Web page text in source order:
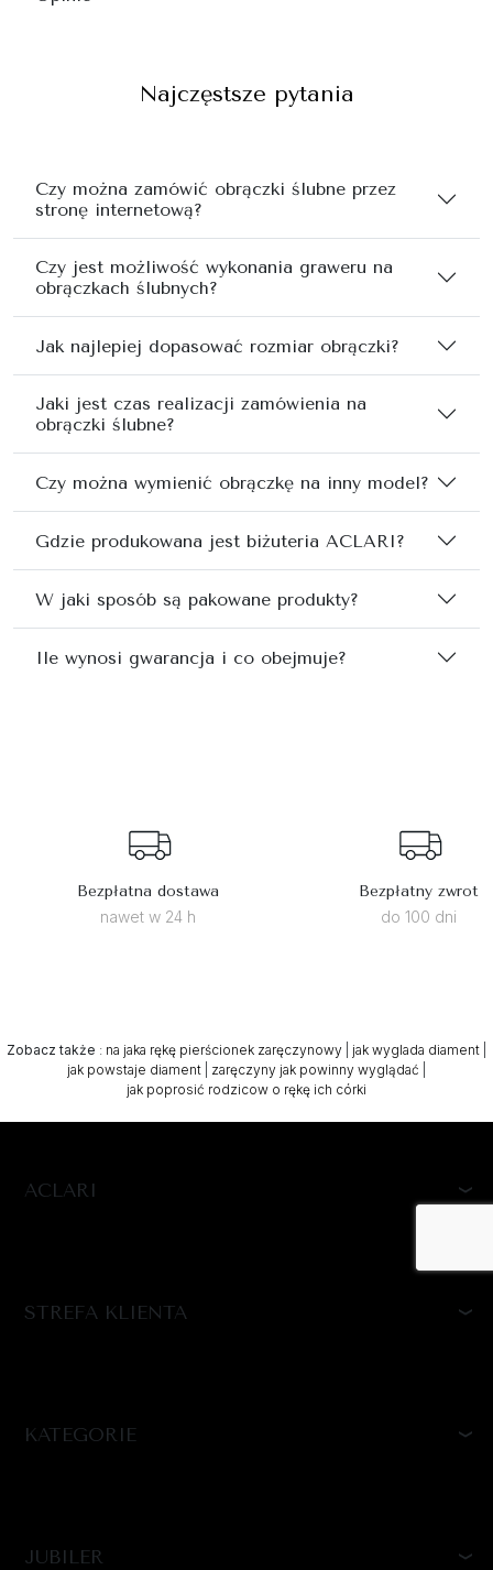
Najczęstsze pytania
Czy można zamówić obrączki ślubne przez
stronę internetową?
Czy jest możliwość wykonania graweru na
obrączkach ślubnych?
Jak najlepiej dopasować rozmiar obrączki?
Jaki jest czas realizacji zamówienia na
obrączki ślubne?
Czy można wymienić obrączkę na inny model?
Gdzie produkowana jest biżuteria ACLARI?
W jaki sposób są pakowane produkty?
Ile wynosi gwarancja i co obejmuje?
Bezpłatna dostawa
nawet w 24 h
Bezpłatny zwrot
do 100 dni
Zobacz także : na jaka rękę pierścionek zaręczynowy jak wyglada diament
jak powstaje diament
zaręczyny jak powinny wyglądać
jak poprosić rodzicow o rękę ich córki
ACLARI
STREFA KLIENTA
KATEGORIE
JUBILER